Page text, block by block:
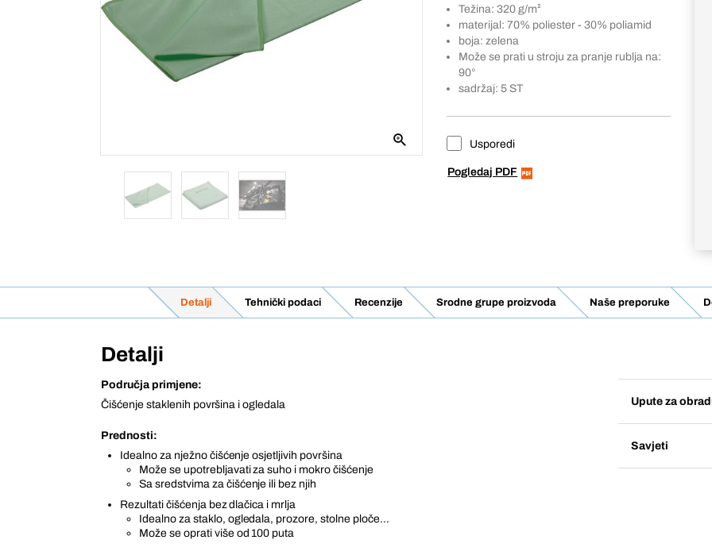
Težina: 320 g/m²
materijal: 70% poliester - 30% poliamid
boja: zelena
Može se prati u stroju za pranje rublja na:
90°
sadržaj: 5 ST
Usporedi
Pogledaj PDF
Detalji Tehnički podaci Recenzije Srodne grupe proizvoda Naše preporuke
Detalji
Područja primjene:
Čišćenje staklenih površina i ogledala
Prednosti:
Idealno za nježno čišćenje osjetljivih površina
Može se upotrebljavati za suho i mokro čišćenje
Sa sredstvima za čišćenje ili bez njih
Rezultati čišćenja bez dlačica i mrlja
Idealno za staklo, ogledala, prozore, stolne ploče...
Može se oprati više od 100 puta
Upute za
Savjeti